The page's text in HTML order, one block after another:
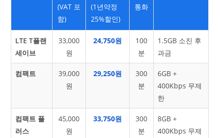
(VAT 포
함)
(1년약정
25%할인)
통화
LTE T플랜
세이브
33,000
원
24,750원
100
분
1.5GB 소진 후
과금
컴팩트
39,000
원
29,250원
300
분
6GB +
400Kbps 무제
한
컴팩트 플
러스
45,000
원
33,750원
300
분
8GB +
400Kbps 무제